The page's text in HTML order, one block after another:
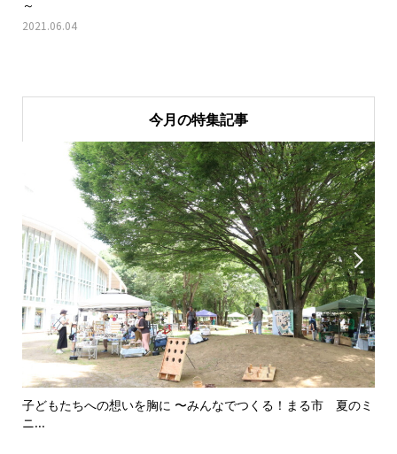
～
2021.06.04
今月の特集記事

美野里中演劇部卒業夏公演 笑って終わる舞台に 〜中学生とは
思...
